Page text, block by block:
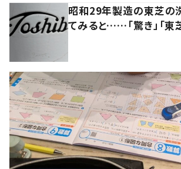
昭和29年製造の東芝の
てみると……「驚き」「東